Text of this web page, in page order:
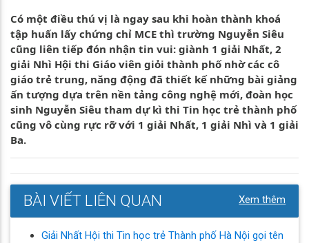
Có một điều thú vị là ngay sau khi hoàn thành khoá
tập huấn lấy chứng chỉ MCE thì trường Nguyễn Siêu
cũng liên tiếp đón nhận tin vui: giành 1 giải Nhất, 2
giải Nhì Hội thi Giáo viên giỏi thành phố nhờ các cô
giáo trẻ trung, năng động đã thiết kế những bài giảng
ấn tượng dựa trên nền tảng công nghệ mới, đoàn học
sinh Nguyễn Siêu tham dự kì thi Tin học trẻ thành phố
cũng vô cùng rực rỡ với 1 giải Nhất, 1 giải Nhì và 1 giải
Ba.
BÀI VIẾT LIÊN QUAN Xem thêm
Giải Nhất Hội thi Tin học trẻ Thành phố Hà Nội gọi tên